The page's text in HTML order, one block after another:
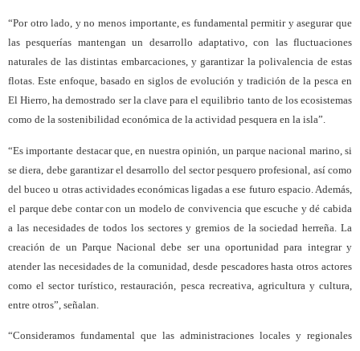
“Por otro lado, y no menos importante, es fundamental permitir y asegurar que
las pesquerías mantengan un desarrollo adaptativo, con las fluctuaciones
naturales de las distintas embarcaciones, y garantizar la polivalencia de estas
flotas. Este enfoque, basado en siglos de evolución y tradición de la pesca en
El Hierro, ha demostrado ser la clave para el equilibrio tanto de los ecosistemas
como de la sostenibilidad económica de la actividad pesquera en la isla”.
“Es importante destacar que, en nuestra opinión, un parque nacional marino, si
se diera, debe garantizar el desarrollo del sector pesquero profesional, así como
del buceo u otras actividades económicas ligadas a ese futuro espacio. Además,
el parque debe contar con un modelo de convivencia que escuche y dé cabida
a las necesidades de todos los sectores y gremios de la sociedad herreña. La
creación de un Parque Nacional debe ser una oportunidad para integrar y
atender las necesidades de la comunidad, desde pescadores hasta otros actores
como el sector turístico, restauración, pesca recreativa, agricultura y cultura,
entre otros”, señalan.
“Consideramos fundamental que las administraciones locales y regionales